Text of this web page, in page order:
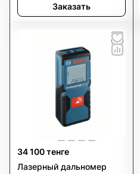
Заказать
34 100 тенге
Лазерный дальномер